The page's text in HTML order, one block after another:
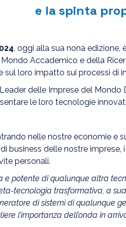
e la spinta
, oggi alla sua nona edizione,
Accademico e della
sul loro impatto sui processi di
Leader delle Imprese del
le loro tecnologie
nelle nostre economie
business delle nostre
personali.
e potente di qualunque altra
tecnologia trasformativa, a
di sistemi di qualunque
l’importanza dell’onda in